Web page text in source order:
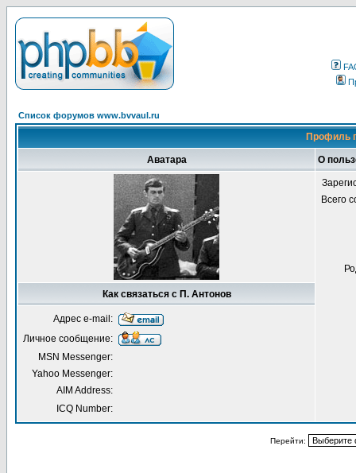
Список форумов www.bvvaul.ru
Профиль
Аватара О
Всего
Как связаться с П. Антонов
Адрес e-mail:
Личное сообщение:
MSN Messenger:
Yahoo Messenger:
AIM Address:
ICQ Number:
Перейти: